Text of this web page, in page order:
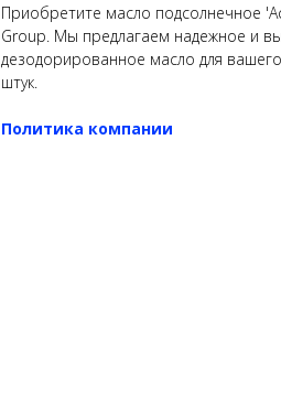
Приобретите масло подсолнечное
Group. Мы предлагаем надежное и
дезодорированное масло для
штук.
Политика компании